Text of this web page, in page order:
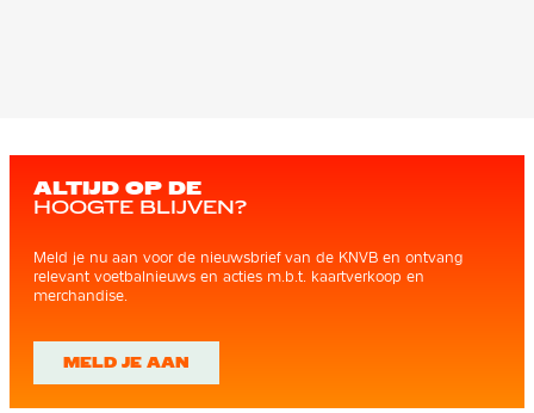
ALTIJD OP DE
HOOGTE BLIJVEN?
Meld je nu aan voor de nieuwsbrief van de KNVB en ontvang
relevant voetbalnieuws en acties m.b.t. kaartverkoop en
merchandise.
MELD JE AAN